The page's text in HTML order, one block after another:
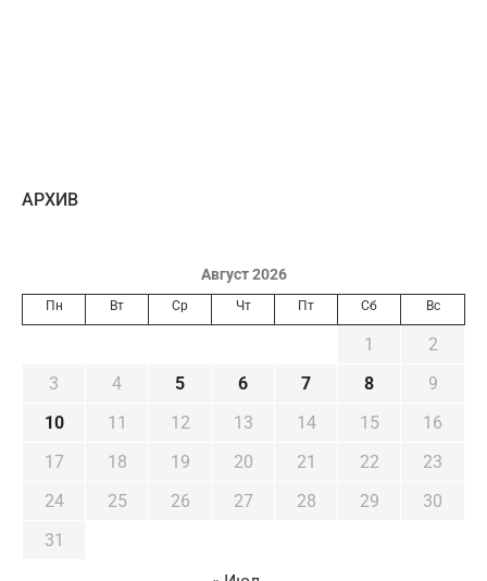
AРХИВ
Август 2026
Пн Вт Ср Чт Пт Сб Вс
1
2
3
4 5 6 7 8
9
10
11 12 13 14 15
16
17
18 19 20 21 22
23
24
25 26 27 28 29
30
31